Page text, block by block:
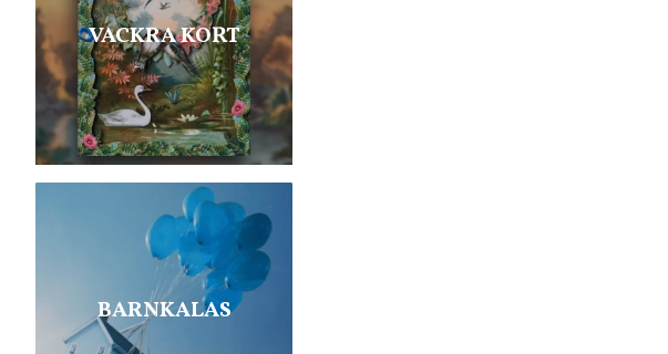
VACKRA KORT
BARNKALAS